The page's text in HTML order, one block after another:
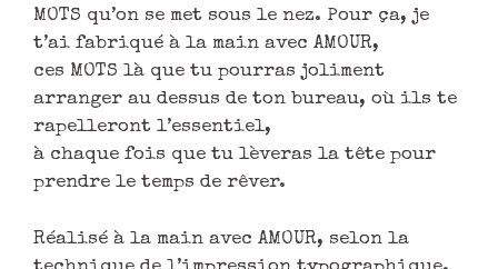
MOTS qu’on se met sous le nez. Pour ça, je
t’ai fabriqué à la main avec AMOUR,
ces MOTS là que tu pourras joliment
arranger au dessus de ton bureau, où ils te
rapelleront l’essentiel,
à chaque fois que tu lèveras la tête pour
prendre le temps de rêver.
Réalisé à la main avec AMOUR, selon la